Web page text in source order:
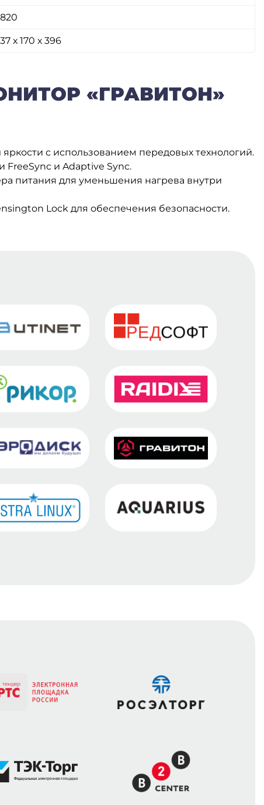
х 170 х 396
«ГРАВИТОН»
с использованием передовых технологий.
FreeSync и Adaptive Sync.
питания для уменьшения нагрева внутри
Lock для обеспечения безопасности.